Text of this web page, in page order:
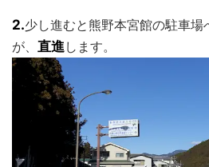
2.少し進むと熊野本宮館の駐車
が、 直進します。